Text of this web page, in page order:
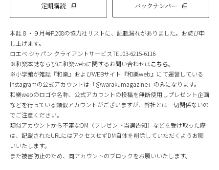
定期購読 バックナンバー
本誌８・９月号P.208の協力社リストに、記載漏れがありました。お詫び申
し上げます。
ロエベ ジャパン クライアントサービスTEL03-6215-6116
※和樂本誌ならびに和樂webに関するお問い合わせはこちら。
※小学館が雑誌『和樂』およびWEBサイト『和樂web』にて運営している
Instagramの公式アカウントは「@warakumagazine」のみになります。
和樂webのロゴや名称、公式アカウントの投稿を無断使用しプレゼント企画
などを行っている類似アカウントがございますが、弊社とは一切関係ないの
でご注意ください。
類似アカウントから不審なDM（プレゼント当選告知）などを受け取った際
は、記載されたURLにはアクセスせずDM自体を削除していただくようお願
いいたします。
また被害防止のため、同アカウントのブロックをお願いいたします。